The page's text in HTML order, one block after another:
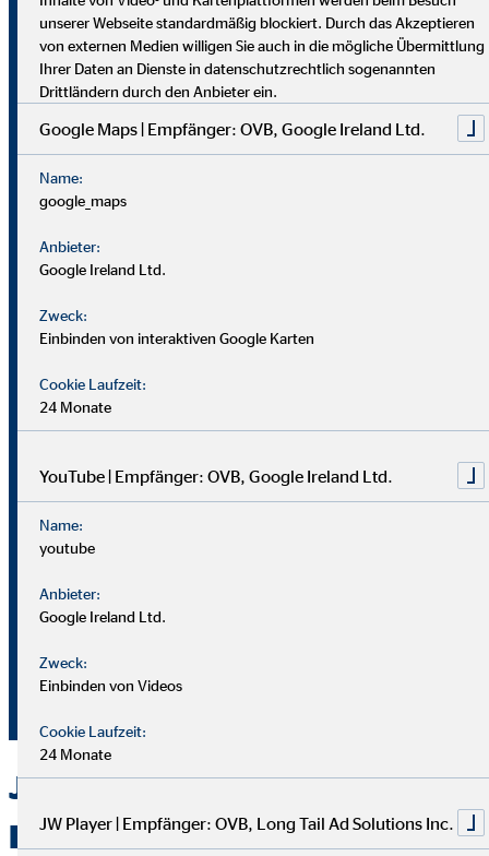
Wissen praktisch an. Nach einer Job-Pause kannst du flexibel
einsteigen, und Finanzprofis finden bei uns neue Chancen.
Bei OVB gibt es keine Grenzen: Unser Karriereplan bietet
Aufstiegsmöglichkeiten durch Ausbildung und Praxis.
Unterstützung bekommst du von deinem Team und deiner
Jetzt bei OVB in Düren als
Berater durchstarten
unserer Webseite standardmäßig blockiert. Durch das Akzeptieren
von externen Medien willigen Sie auch in die mögliche Übermittlung
Ihrer Daten an Dienste in datenschutzrechtlich sogenannten
Drittländern durch den Anbieter ein.
Google Maps | Empfänger: OVB, Google Ireland Ltd.
Name:
google_maps
Anbieter:
Google Ireland Ltd.
Zweck:
Einbinden von interaktiven Google Karten
Cookie Laufzeit:
24 Monate
YouTube | Empfänger: OVB, Google Ireland Ltd.
Name:
youtube
Anbieter:
Google Ireland Ltd.
Zweck:
Einbinden von Videos
Cookie Laufzeit:
24 Monate
JW Player | Empfänger: OVB, Long Tail Ad Solutions Inc.